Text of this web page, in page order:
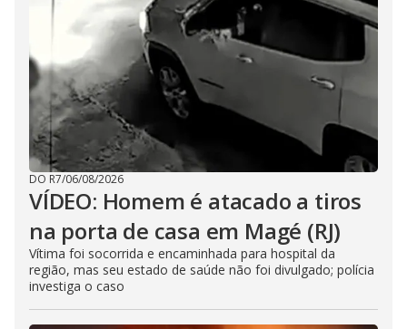
DO R7/06/08/2026
VÍDEO: Homem é atacado a tiros
na porta de casa em Magé (RJ)
Vítima foi socorrida e encaminhada para hospital da
região, mas seu estado de saúde não foi divulgado; polícia
investiga o caso